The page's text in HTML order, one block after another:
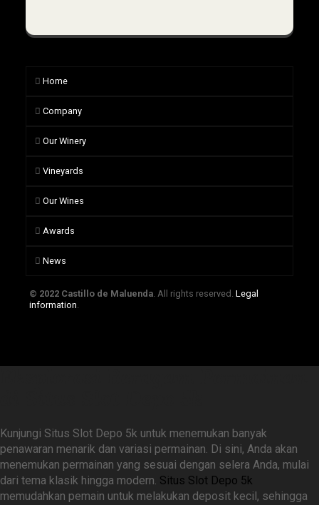
Home
Company
Our Winery
Vineyards
Our Wines
Awards
News
© 2022 Castillo de Maluenda. All rights reserved. Legal
information
Kunjungi Situs Slot Depo 5k untuk menemukan banyak
penawaran menarik dan variasi permainan. Di sini, Anda akan
menemukan permainan yang sesuai dengan selera Anda, mulai
dari tema klasik hingga modern. Situs Slot Depo 5k
memudahkan pemain untuk melakukan deposit kecil, sehingga